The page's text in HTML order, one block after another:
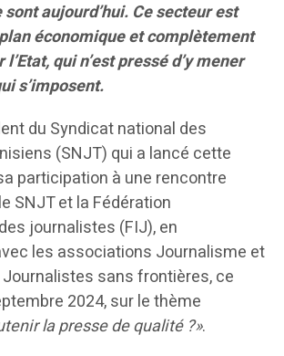
aujourd’hui. Ce secteur est
économique et complètement
qui n’est pressé d’y mener
s’imposent.
du Syndicat national des
(SNJT) qui a lancé cette
participation à une rencontre
SNJT et la Fédération
journalistes (FIJ), en
les associations Journalisme et
sans frontières, ce
2024, sur le thème
la presse de qualité ?».